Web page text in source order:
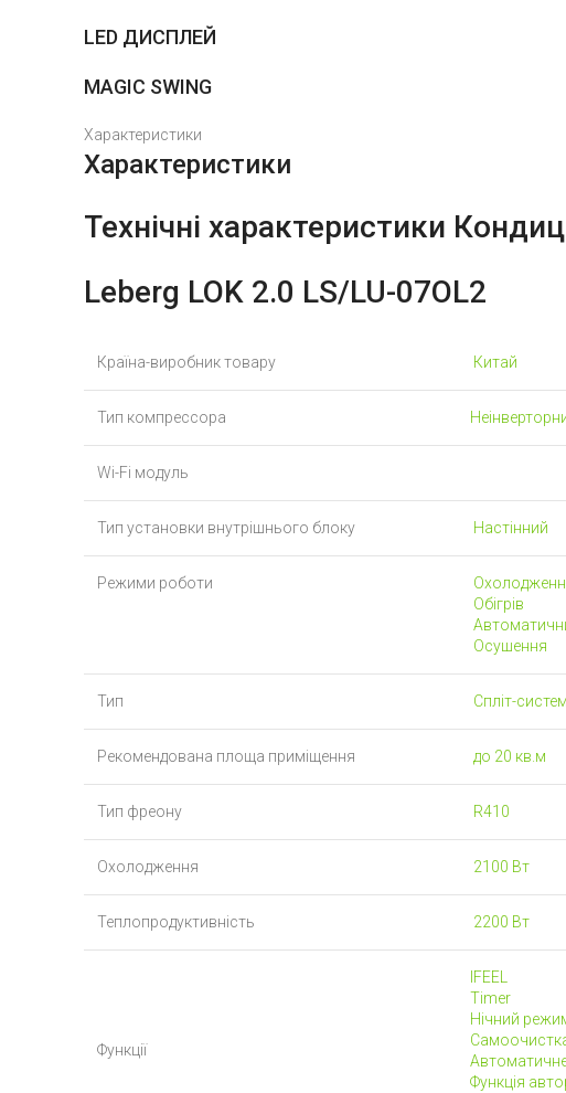
LED ДИСПЛЕЙ
MAGIC SWING
Характеристики
Характеристики
Технічні характеристики
Leberg LOK 2.0 LS/LU-07OL2
Країна-виробник товару Китай
Тип компрессора
Wi-Fi модуль
Тип установки внутрішнього блоку Настінний
Режими роботи
Обігрів
Осушення
Тип Спліт-
Рекомендована площа приміщення до 20 кв.м
Тип фреону R410
Охолодження 2100 Вт
Теплопродуктивність 2200 Вт
Функції
IFEEL
Timer
Нічний
Функція